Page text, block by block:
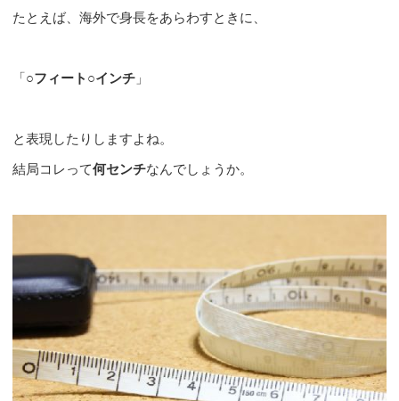
たとえば、海外で身長をあらわすときに、
「○フィート○インチ 」
と表現したりしますよね。
結局コレって何センチなんでしょうか。